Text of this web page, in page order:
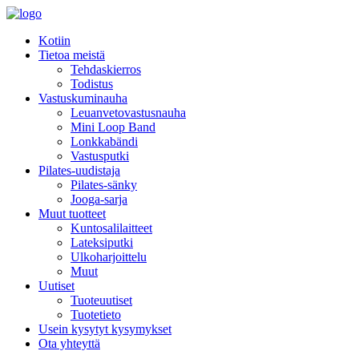
Kotiin
Tietoa meistä
Tehdaskierros
Todistus
Vastuskuminauha
Leuanvetovastusnauha
Mini Loop Band
Lonkkabändi
Vastusputki
Pilates-uudistaja
Pilates-sänky
Jooga-sarja
Muut tuotteet
Kuntosalilaitteet
Lateksiputki
Ulkoharjoittelu
Muut
Uutiset
Tuoteuutiset
Tuotetieto
Usein kysytyt kysymykset
Ota yhteyttä